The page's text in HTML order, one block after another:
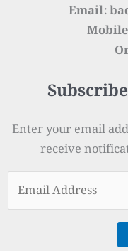
Email:
Enter your email
receive
Address